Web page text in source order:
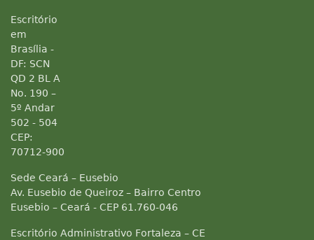
Escritório
em
Brasília -
DF: SCN
QD 2 BL A
No. 190 –
5º Andar
502 - 504
CEP:
70712-900
Sede Ceará – Eusebio
Av. Eusebio de Queiroz – Bairro Centro
Eusebio – Ceará - CEP 61.760-046
Escritório Administrativo Fortaleza – CE